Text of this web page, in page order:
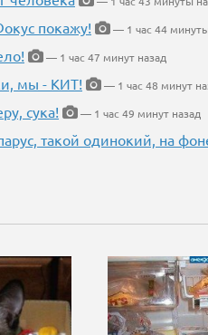
покажу!
— 1 час 44
— 1 час 47 минут назад
мы - КИТ!
— 1 час 48 минут
сука!
— 1 час 49 минут назад
такой одинокий, на